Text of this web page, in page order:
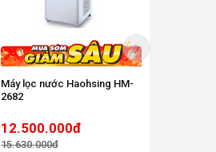
Máy lọc nước Haohsing HM-
2682
12.500.000đ
15.630.000đ